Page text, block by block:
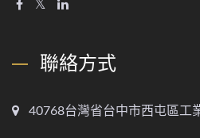
聯絡方式
40768台灣省台中市西屯區工